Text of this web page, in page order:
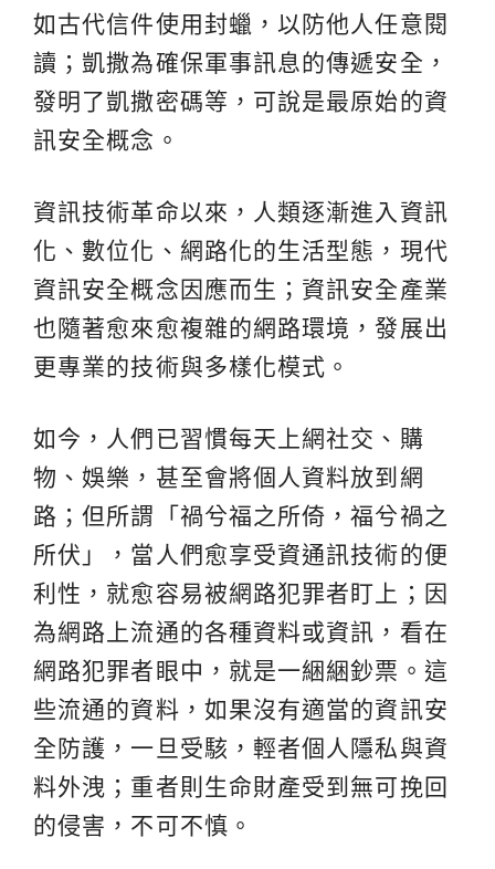
如古代信件使用封蠟，以防他人任意閱
讀；凱撒為確保軍事訊息的傳遞安全，
發明了凱撒密碼等，可說是最原始的資
訊安全概念。
資訊技術革命以來，人類逐漸進入資訊
化、數位化、網路化的生活型態，現代
資訊安全概念因應而生；資訊安全產業
也隨著愈來愈複雜的網路環境，發展出
更專業的技術與多樣化模式。
如今，人們已習慣每天上網社交、購
物、娛樂，甚至會將個人資料放到網
路；但所謂「禍兮福之所倚，福兮禍之
所伏」，當人們愈享受資通訊技術的便
利性，就愈容易被網路犯罪者盯上；因
為網路上流通的各種資料或資訊，看在
網路犯罪者眼中，就是一綑綑鈔票。這
些流通的資料，如果沒有適當的資訊安
全防護，一旦受駭，輕者個人隱私與資
料外洩；重者則生命財產受到無可挽回
的侵害，不可不慎。